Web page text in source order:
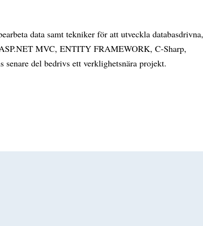
data samt tekniker för att utveckla databasdrivna,
MVC, ENTITY FRAMEWORK, C-Sharp,
del bedrivs ett verklighetsnära projekt.